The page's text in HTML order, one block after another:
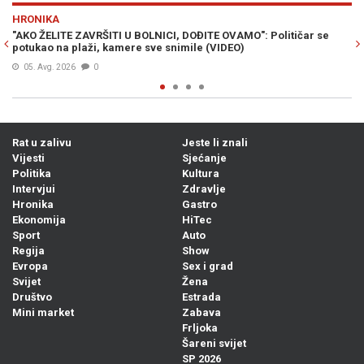
se
SMRT OPASNOG KRIMINALCA: Bešlić pronađen mrtav u
služio je kaznu zbog ovih djela...
Prije 8h
Rat u zalivu
Vijesti
Politika
Intervjui
Hronika
Ekonomija
Sport
Regija
Evropa
Svijet
Društvo
Mini market
Jeste li znali
Sjećanje
Kultura
Zdravlje
Gastro
HiTec
Auto
Show
Sex i grad
Žena
Estrada
Zabava
Frljoka
Šareni svijet
SP 2026